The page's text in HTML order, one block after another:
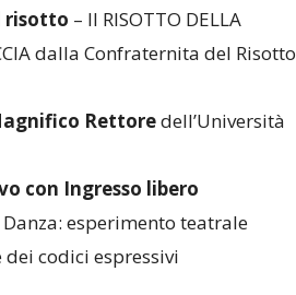
risotto – Il RISOTTO DELLA
dalla Confraternita del Risotto
Rettoredell’Università
con Ingresso libero
esperimento teatrale
codici espressivi